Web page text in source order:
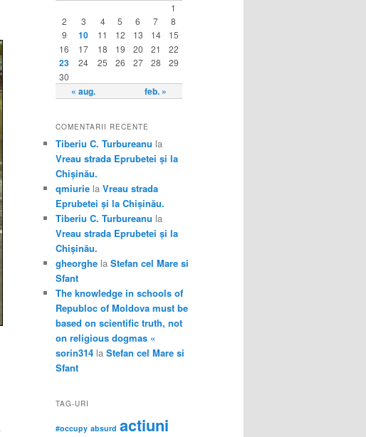
« aug. feb. »
1
2
3 4 5 6 7
8
9
10 11 12 13 14
15
16
17 18 19 20 21 22
23 24 25 26 27 28
29
30
COMENTARII RECENTE
Tiberiu C. Turbureanu la
Vreau strada Eprubetei și la
Chișinău.
qmiurie la Vreau strada
Eprubetei și la Chișinău.
Tiberiu C. Turbureanu la
Vreau strada Eprubetei și la
Chișinău.
gheorghe la Stefan cel Mare si
Sfant
The knowledge in schools of
Republoc of Moldova must be
based on scientific truth, not
on religious dogmas «
sorin314 la Stefan cel Mare si
Sfant
TAG-URI
#occupy absurd actiuni